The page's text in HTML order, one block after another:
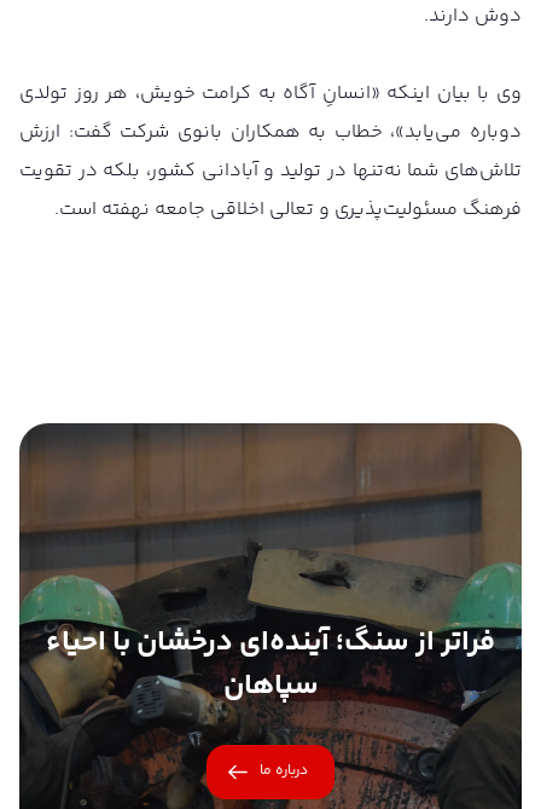
دوش دارند.
وی با بیان اینکه «انسانِ آگاه به کرامت خویش، هر روز تولدی
دوباره می‌یابد»، خطاب به همکاران بانوی شرکت گفت: ارزش
تلاش‌های شما نه‌تنها در تولید و آبادانی کشور، بلکه در تقویت
فرهنگ مسئولیت‌پذیری و تعالی اخلاقی جامعه نهفته است.
فراتر از سنگ؛ آینده‌ای درخشان با احیاء
سپاهان
درباره ما